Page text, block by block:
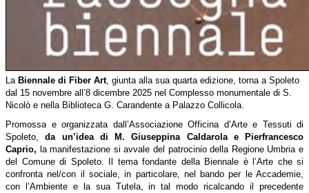
La Biennale di Fiber Art, giunta alla sua quarta edizione, torna a Spoleto
dal 15 novembre all’8 dicembre 2025 nel Complesso monumentale di S.
Nicolò e nella Biblioteca G. Carandente a Palazzo Collicola.
Promossa e organizzata dall’Associazione Officina d’Arte e Tessuti di
Spoleto,da un’idea di M. Giuseppina Caldarola e Pierfrancesco
Caprio, la manifestazione si avvale del patrocinio della Regione Umbria e
del Comune di Spoleto. Il tema fondante della Biennale è l’Arte che si
confronta nel/con il sociale, in particolare, nel bando per le Accademie,
con l’Ambiente e la sua Tutela, in tal modo ricalcando il precedente